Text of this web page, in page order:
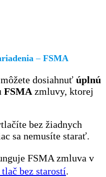
– FSMA
môžete dosiahnuť úplnú
FSMA zmluvy, ktorej
bez žiadnych
sa nemusíte starať.
FSMA zmluva v
bez starostí.